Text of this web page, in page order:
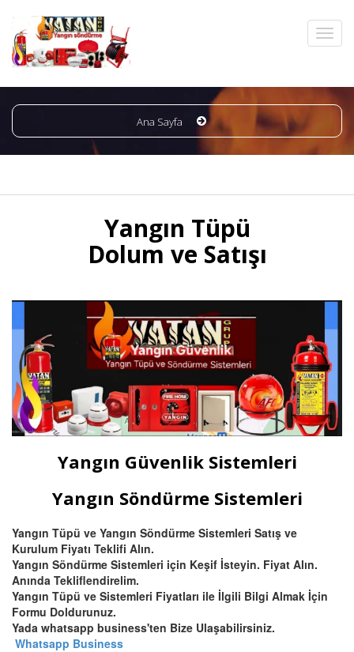
Ana Sayfa
Yangın Tüpü
Dolum ve Satışı
Yangın Güvenlik Sistemleri
Yangın Söndürme Sistemleri
Yangın Tüpü ve Yangın Söndürme Sistemleri Satış ve
Kurulum Fiyatı Teklifi Alın.
Yangın Söndürme Sistemleri için Keşif İsteyin. Fiyat Alın.
Anında Tekliflendirelim.
Yangın Tüpü ve Sistemleri Fiyatları ile İlgili Bilgi Almak İçin
Formu Doldurunuz.
Yada whatsapp business'ten Bize Ulaşabilirsiniz.
Whatsapp Business